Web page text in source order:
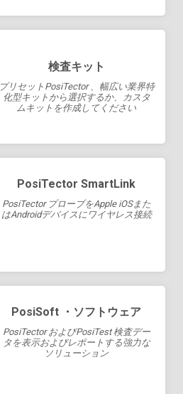
検査キット
プリセットPosiTector 、幅広い業界特
化型キットから選択するか、カスタ
ムキットを作成してください
PosiTector SmartLink
PosiTector プローブをApple iOSまた
はAndroidデバイスにワイヤレス接続
PosiSoft ・ソフトウェア
PosiTector およびPosiTest 検査デー
タを表示およびレポートする強力な
ソリューション